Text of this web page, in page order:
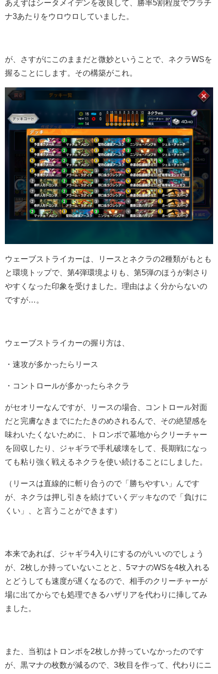
あえずはシータメイデンを改良して、勝率5割程度でプラチ
ナ3あたりをウロウロしていました。
が、さすがにこのままだと微妙ということで、ネクラWSを
握ることにします。その構築がこれ。
ウェーブストライカーは、リースとネクラの2種類がもとも
と環境トップで、第4弾環境よりも、第5弾のほうが刺さり
やすくなった印象を受けました。理由はよく分からないの
ですが…。
ウェーブストライカーの握り方は、
・速攻が多かったらリース
・コントロールが多かったらネクラ
がセオリーなんですが、リースの場合、コントロール対面
だと完膚なきまでにたたきのめされるんで、その絶望感を
味わいたくないために、トロンボで墓地からクリーチャー
を回収したり、ジャギラで手札破壊をして、長期戦になっ
ても粘り強く戦えるネクラを使い続けることにしました。
（リースは直線的に斬り合うので「勝ちやすい」んです
が、ネクラは押し引きを続けていくデッキなので「負けに
くい」、と言うことができます）
本来であれば、ジャギラ4入りにするのがいいのでしょう
が、2枚しか持っていないことと、5マナのWSを4枚入れる
とどうしても速度が遅くなるので、相手のクリーチャーが
場に出てからでも処理できるハザリアを代わりに挿してみ
ました。
また、当初はトロンボを2枚しか持っていなかったのです
が、黒マナの枚数が減るので、3枚目を作って、代わりにニ